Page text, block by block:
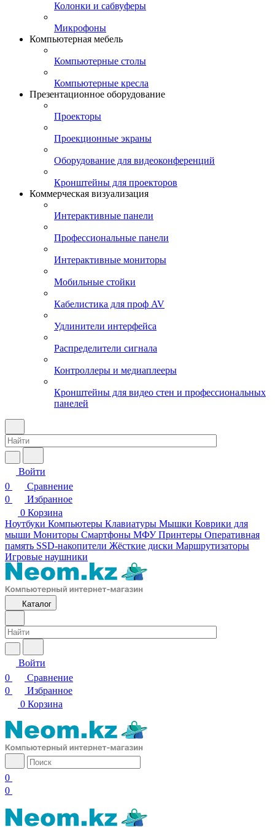
Колонки и сабвуферы
Микрофоны
Компьютерная мебель
Компьютерные столы
Компьютерные кресла
Презентационное оборудование
Проекторы
Проекционные экраны
Оборудование для видеоконференций
Кронштейны для проекторов
Коммерческая визуализация
Интерактивные панели
Профессиональные панели
Интерактивные мониторы
Мобильные стойки
Кабелистика для проф AV
Удлинители интерфейса
Распределители сигнала
Контроллеры и медиаплееры
Кронштейны для видео стен и профессиональных
панелей
Войти
0
Сравнение
0
Избранное
0 Корзина
Ноутбуки Компьютеры Клавиатуры Мышки Коврики для
мыши Мониторы Смартфоны МФУ Принтеры Оперативная
память SSD-накопители Жёсткие диски Маршрутизаторы
Игровые наушники
Каталог
Войти
0
Сравнение
0
Избранное
0 Корзина
0
0